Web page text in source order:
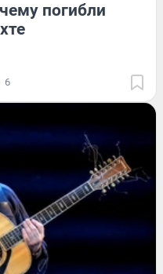
погибли
6